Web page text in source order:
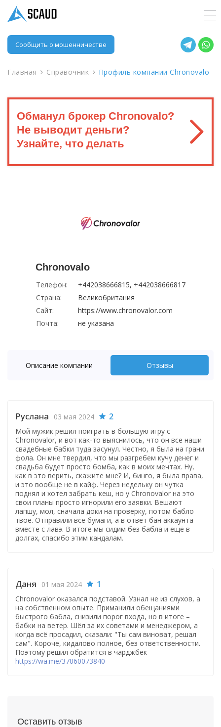
Сообщить о мошенничестве
Главная Справочник Профиль компании Chronovalo
Обманул брокер Chronovalo?
Не выводит деньги?
Узнайте, что делать
Chronovalo
Телефон:
+442038666815, +442038666817
Страна:
Великобритания
Сайт:
https://www.chronovalor.com
Почта:
не указана
Описание компании Отзывы
Руслана 03 мая 2024 2
Мой мужик решил поиграть в большую игру с
Chronovalor, и вот как-то выяснилось, что он все наши
свадебные бабки туда засунул. Честно, я была на грани
фола. Он мне твердил, что мы разгребем кучу денег и
свадьба будет просто бомба, как в моих мечтах. Ну,
как в это верить, скажите мне? И, бинго, я была права,
и это вообще не в кайф. Через недельку он чутка
поднял и хотел забрать кеш, но у Chronovalor на это
свои планы просто игнорили его заявки. Вешают
лапшу, мол, сначала доки на проверку, потом бабло
твоё. Отправили все бумаги, а в ответ бан аккаунта
вместе с лавэ. В итоге мы сидим без бабла и ещё в
долгах, спасибо этим кандалам.
Даня 01 мая 2024 1
Chronovalor оказался подставой. Узнал не из слухов, а
на собственном опыте. Приманили обещаниями
быстрого бабла, снизили порог входа, но в итоге –
бабки на ветер. Шёл за их советами и менеджером, а
когда всё просадил, сказали: "Ты сам виноват, решал
сам". Короче, кидалово полное, без ответственности.
Поэтому решил обратится в чарджбек
https://wa.me/37060073840
Оставить отзыв